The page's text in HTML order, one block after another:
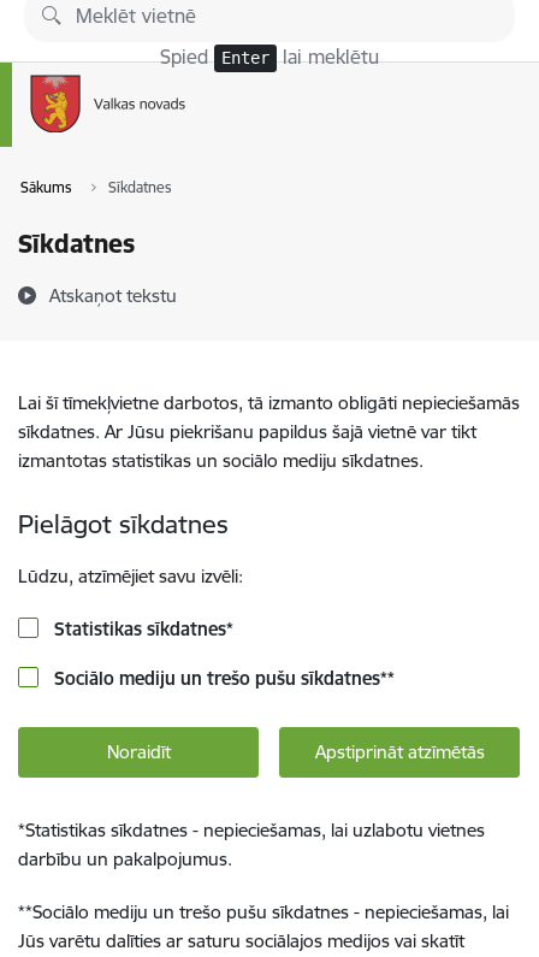
Pāriet uz lapas saturu
Spied Enter lai meklētu
Sākums Sīkdatnes
Sīkdatnes
Atskaņot tekstu
Lai šī tīmekļvietne darbotos, tā izmanto obligāti nepieciešamās
sīkdatnes. Ar Jūsu piekrišanu papildus šajā vietnē var tikt
izmantotas statistikas un sociālo mediju sīkdatnes.
Pielāgot sīkdatnes
Lūdzu, atzīmējiet savu izvēli:
Statistikas sīkdatnes*
Sociālo mediju un trešo pušu sīkdatnes**
Noraidīt Apstiprināt atzīmētās
*Statistikas sīkdatnes - nepieciešamas, lai uzlabotu vietnes
darbību un pakalpojumus.
**Sociālo mediju un trešo pušu sīkdatnes - nepieciešamas, lai
Jūs varētu dalīties ar saturu sociālajos medijos vai skatīt